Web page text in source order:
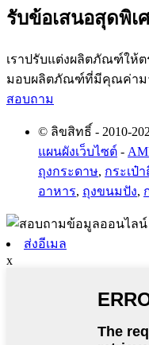
รับข้อเสนอสุดพิเ
เราปรับแต่งผลิตภัณฑ์ให้
มอบผลิตภัณฑ์ที่มีคุณค่าม
สอบถาม
© ลิขสิทธิ์ - 2010-
แผนผังเว็บไซต์ -
ถุงกระดาษ, กระเป๋
อาหาร, ถุงขนมปัง,
ส่งอีเมล
x